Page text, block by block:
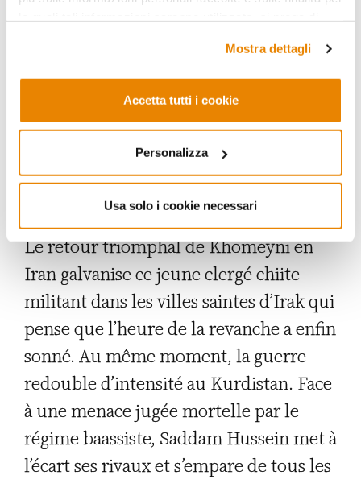
Mostra dettagli
Accetta tutti i cookie
Personalizza
Usa solo i cookie necessari
chiite émerge parmi les jeunes
Muhammad Bâqir al-
dont va s’inspirer la nouvelle
Constitution de la République
islamique d’Iran proclamée le 31
mars 1979.
Le retour triomphal de Khomeyni en
Iran galvanise ce jeune clergé chiite
militant dans les villes saintes d’Irak qui
pense que l’heure de la revanche a enfin
sonné. Au même moment, la guerre
redouble d’intensité au Kurdistan. Face
à une menace jugée mortelle par le
régime baassiste, Saddam Hussein met à
l’écart ses rivaux et s’empare de tous les